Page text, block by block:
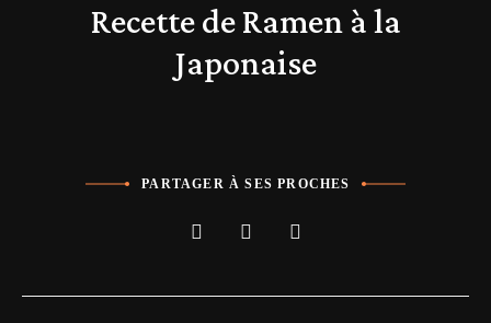
Recette de Ramen à la
Japonaise
PARTAGER À SES PROCHES